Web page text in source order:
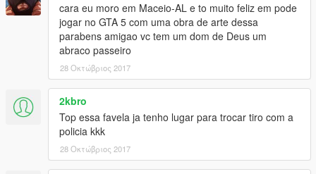
cara eu moro em Maceio-AL e to muito feliz em pode
jogar no GTA 5 com uma obra de arte dessa
parabens amigao vc tem um dom de Deus um
abraco passeiro
28 Οκτώβριος 2017
2kbro
Top essa favela ja tenho lugar para trocar tiro com a
policia kkk
28 Οκτώβριος 2017